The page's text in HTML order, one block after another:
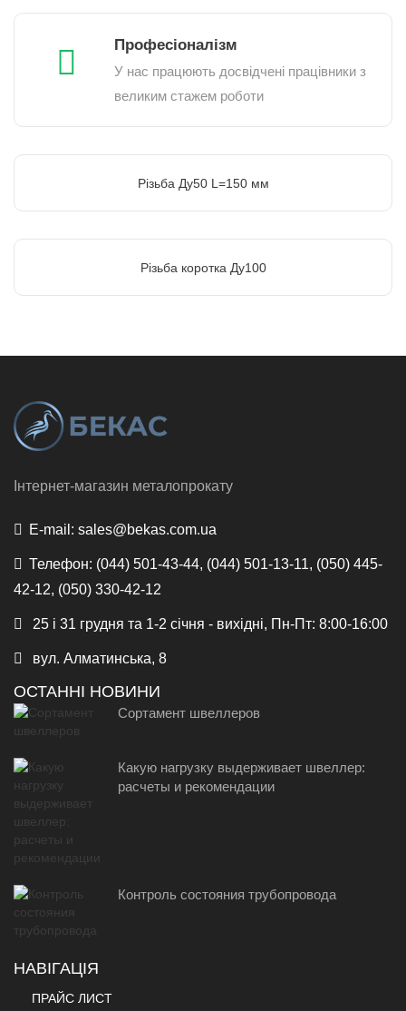
Професіоналізм
У нас працюють досвідчені працівники з
великим стажем роботи
Різьба Ду50 L=150 мм
Різьба коротка Ду100
Інтернет-магазин металопрокату
E-mail: sales@bekas.com.ua
Телефон: (044) 501-43-44, (044) 501-13-11, (050) 445-
42-12, (050) 330-42-12
25 і 31 грудня та 1-2 січня - вихідні, Пн-Пт: 8:00-16:00
вул. Алматинська, 8
ОСТАННІ НОВИНИ
Сортамент швеллеров
Какую нагрузку выдерживает швеллер:
расчеты и рекомендации
Контроль состояния трубопровода
НАВІГАЦІЯ
ПРАЙС ЛИСТ